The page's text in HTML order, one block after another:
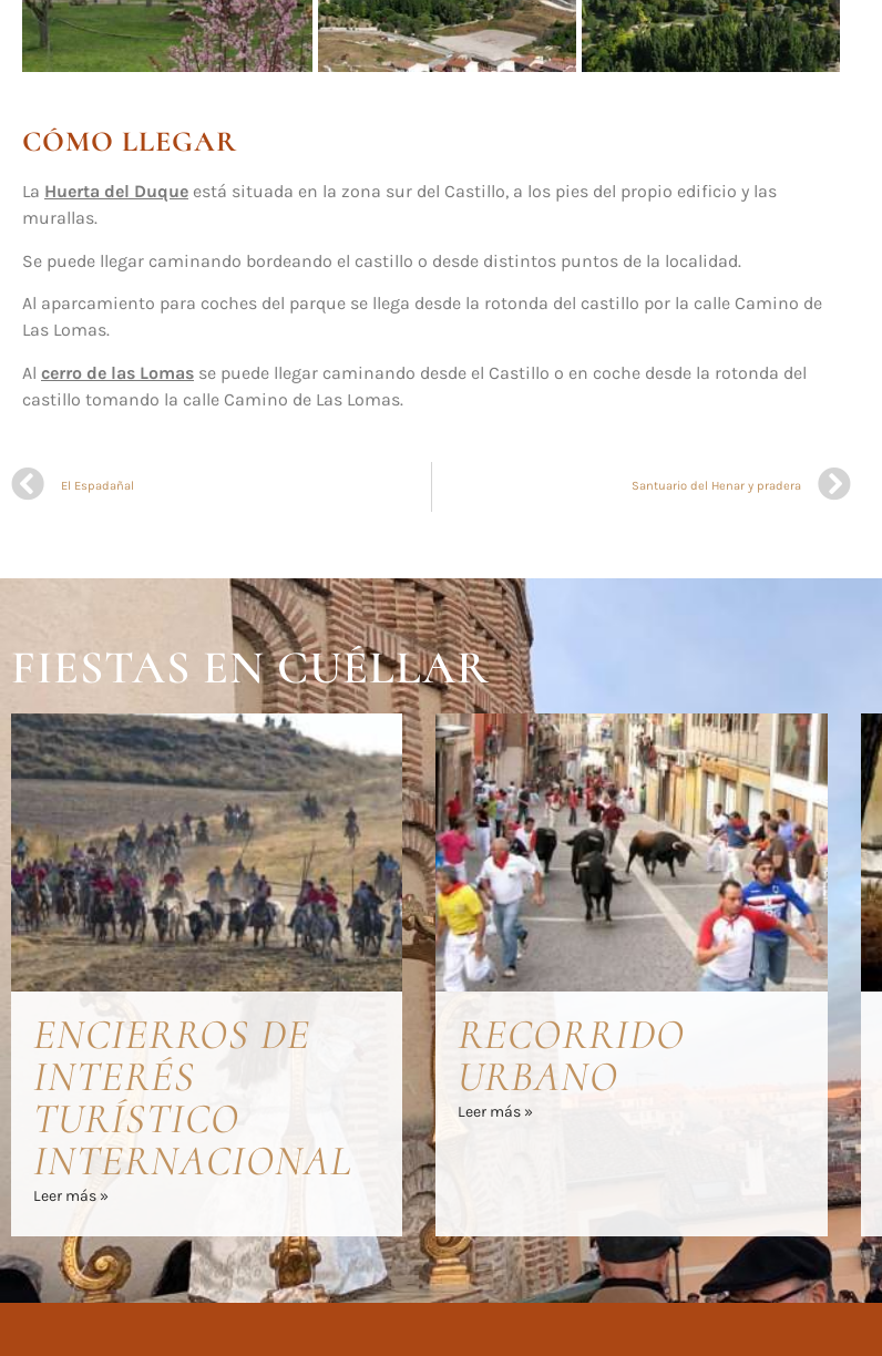
CÓMO LLEGAR
La Huerta del Duque está situada en la zona sur del Castillo, a los pies del propio edificio y las
murallas.
Se puede llegar caminando bordeando el castillo o desde distintos puntos de la localidad.
Al aparcamiento para coches del parque se llega desde la rotonda del castillo por la calle Camino de
Las Lomas.
Al cerro de las Lomas se puede llegar caminando desde el Castillo o en coche desde la rotonda del
castillo tomando la calle Camino de Las Lomas.
El Espadañal Santuario del Henar y pradera
FIESTAS EN CUÉLLAR
ENCIERROS DE
INTERÉS
TURÍSTICO
INTERNACIONAL
Leer más »
RECORRIDO
URBANO
Leer más »